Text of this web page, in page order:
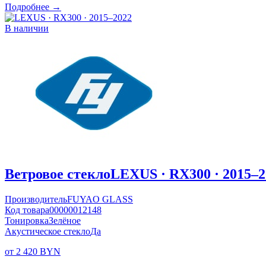
Подробнее →
В наличии
Ветровое стеклоLEXUS · RX300 ·
ПроизводительFUYAO GLASS
Код товара00000012148
ТонировкаЗелёное
Акустическое стеклоДа
от 2 420 BYN